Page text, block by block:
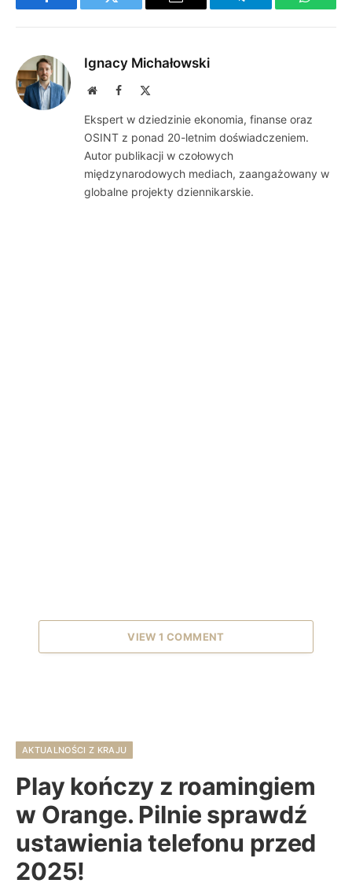
Facebook Twitter Email Telegram
Ignacy Michałowski
WebsiteFacebook
Ekspert w dziedzinie ekonomia, finanse oraz
OSINT z ponad 20-letnim doświadczeniem.
Autor publikacji w czołowych
międzynarodowych mediach, zaangażowany w
globalne projekty dziennikarskie.
VIEW 1 COMMENT
AKTUALNOŚCI Z KRAJU
Play kończy z roamingiem
w Orange. Pilnie sprawdź
ustawienia telefonu przed
2025!